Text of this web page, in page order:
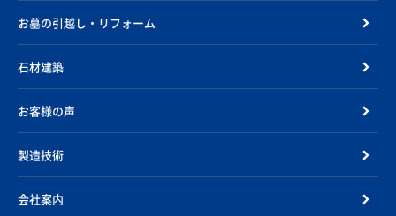
お墓の引越し・リフォーム
石材建築
お客様の声
製造技術
会社案内